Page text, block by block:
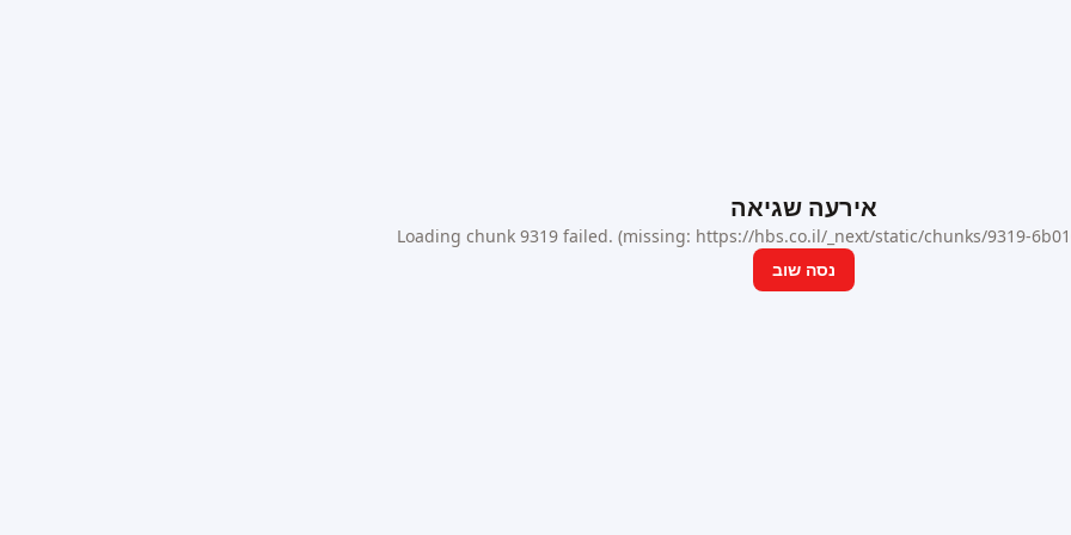
אירעה שגיאה
Loading chunk 9319 failed. (missing: https://hbs.co.il/_next/static/chunks/9319-
נסה שוב